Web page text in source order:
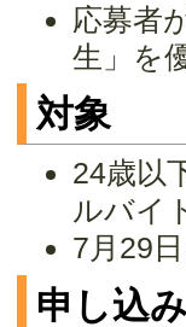
応募者
生」を
対象
24歳以
ルバイ
7月29
申し込